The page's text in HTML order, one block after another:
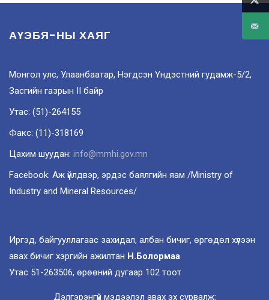
АҮЭБЯ-НЫ ХАЯГ
Монгол улс, Улаанбаатар, Нэгдсэн Үндэстний гудамж-5/2,
Засгийн газрын II байр
Утас: (51)-264155
Факс: (11)-318169
Цахим шуудан: info@mmhi.gov.mn
Facebook: Аж үйлдвэр, эрдэс баялгийн яам /Ministry of
Industry and Mineral Resources/
Иргэд, байгууллагаас захидал, албан бичиг, өргөдөл хүлээн
авах бичиг хэргийн ажилтан Н.Болормаа
Утас 51-263506, өрөөний дугаар 102 тоот
Дэлгэрэнгүй мэдээлэл авах эх сурвалж: